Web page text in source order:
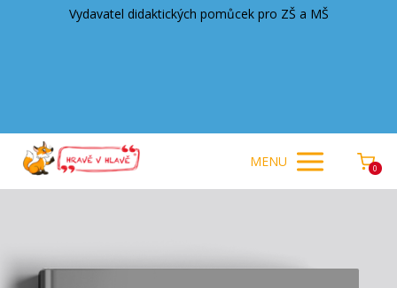
Vydavatel didaktických pomůcek pro ZŠ a MŠ
MENU 0